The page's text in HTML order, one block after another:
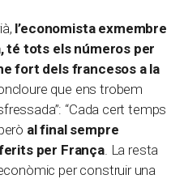
l’economista exmembre
té tots els números per
fort dels francesos a la
que ens trobem
“Cada cert temps
al final sempre
per França. La resta
per construir una